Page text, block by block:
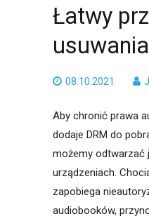
Łatwy
08.10.2021
Aby chronić prawa
dodaje DRM do
możemy odtwarzać
urządzeniach.
zapobiega
audiobooków,